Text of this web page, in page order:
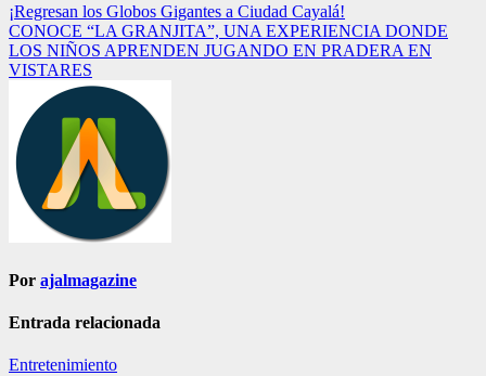
Navegación
de
entradas
¡Regresan los Globos Gigantes a Ciudad Cayalá!
CONOCE “LA GRANJITA”, UNA EXPERIENCIA DONDE
LOS NIÑOS APRENDEN JUGANDO EN PRADERA EN
VISTARES
Por ajalmagazine
Entrada relacionada
Entretenimiento